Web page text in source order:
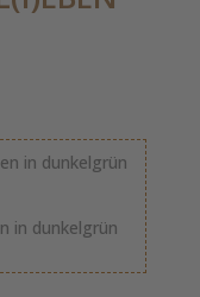
in dunkelgrün